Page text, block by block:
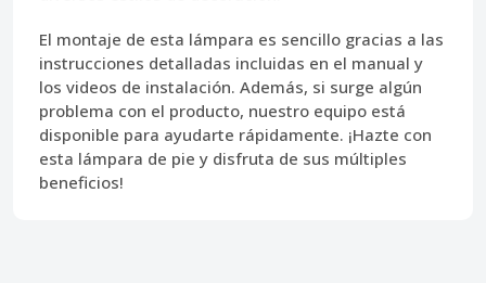
El montaje de esta lámpara es sencillo gracias a las
instrucciones detalladas incluidas en el manual y
los videos de instalación. Además, si surge algún
problema con el producto, nuestro equipo está
disponible para ayudarte rápidamente. ¡Hazte con
esta lámpara de pie y disfruta de sus múltiples
beneficios!